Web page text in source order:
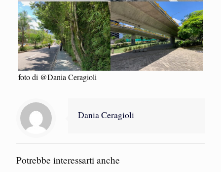
foto di @Dania Ceragioli
Dania Ceragioli
Potrebbe interessarti anche